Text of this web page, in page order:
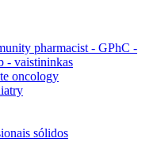
pharmacist - GPhC -
- vaistininkas
oncology
sólidos